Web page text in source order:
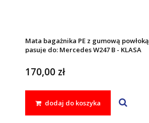
Mata bagażnika PE z gumową powłoką
pasuje do: Mercedes W247 B - KLASA
170,00 zł
dodaj do koszyka